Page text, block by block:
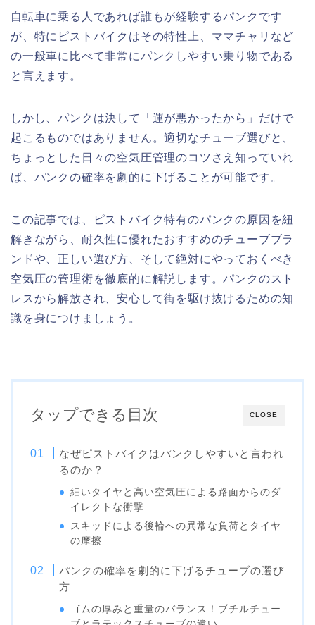
自転車に乗る人であれば誰もが経験するパンクです
が、特にピストバイクはその特性上、ママチャリなど
の一般車に比べて非常にパンクしやすい乗り物である
と言えます。
しかし、パンクは決して「運が悪かったから」だけで
起こるものではありません。適切なチューブ選びと、
ちょっとした日々の空気圧管理のコツさえ知っていれ
ば、パンクの確率を劇的に下げることが可能です。
この記事では、ピストバイク特有のパンクの原因を紐
解きながら、耐久性に優れたおすすめのチューブブラ
ンドや、正しい選び方、そして絶対にやっておくべき
空気圧の管理術を徹底的に解説します。パンクのスト
レスから解放され、安心して街を駆け抜けるための知
識を身につけましょう。
CLOSE
タップできる目次
なぜピストバイクはパンクしやすいと言われ
るのか？
細いタイヤと高い空気圧による路面からのダ
イレクトな衝撃
スキッドによる後輪への異常な負荷とタイヤ
の摩擦
パンクの確率を劇的に下げるチューブの選び
方
ゴムの厚みと重量のバランス！ブチルチュー